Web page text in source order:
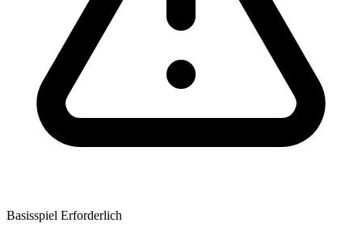
Basisspiel Erforderlich